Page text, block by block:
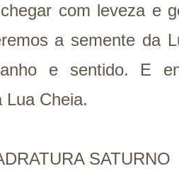
com leveza e
a semente da
e sentido. E
Lua Cheia.
SATURNO